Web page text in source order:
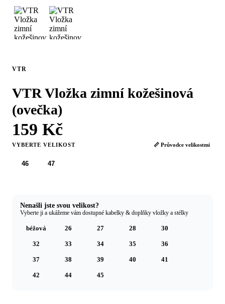
VTR
VTR Vložka zimní kožešinová
(ovečka)
159 Kč
VYBERTE VELIKOST 📏 Průvodce velikostmi
46 47
Nenašli jste svou velikost?
Vyberte ji a ukážeme vám dostupné kabelky & doplňky vložky a stélky
béžová 26 27 28 30
32 33 34 35 36
37 38 39 40 41
42 44 45